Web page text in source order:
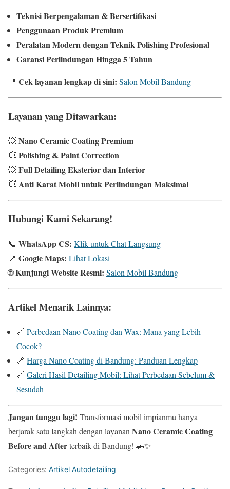
Teknisi Berpengalaman & Bersertifikasi
Penggunaan Produk Premium
Peralatan Modern dengan Teknik Polishing Profesional
Garansi Perlindungan Hingga 5 Tahun
📍 Cek layanan lengkap di sini: Salon Mobil Bandung
Layanan yang Ditawarkan:
💥Nano Ceramic Coating Premium
💥Polishing & Paint Correction
💥Full Detailing Eksterior dan Interior
💥Anti Karat Mobil untuk Perlindungan Maksimal
Hubungi Kami Sekarang!
📞 WhatsApp CS: Klik untuk Chat Langsung
📍 Google Maps: Lihat Lokasi
🌐Kunjungi Website Resmi: Salon Mobil Bandung
Artikel Menarik Lainnya:
🔗 Perbedaan Nano Coating dan Wax: Mana yang Lebih
Cocok?
🔗 Harga Nano Coating di Bandung: Panduan Lengkap
🔗 Galeri Hasil Detailing Mobil: Lihat Perbedaan Sebelum &
Sesudah
Jangan tunggu lagi! Transformasi mobil impianmu hanya
berjarak satu langkah dengan layananNano Ceramic Coating
Before and Afterterbaik di Bandung! 🚗✨
Categories: Artikel Autodetailing